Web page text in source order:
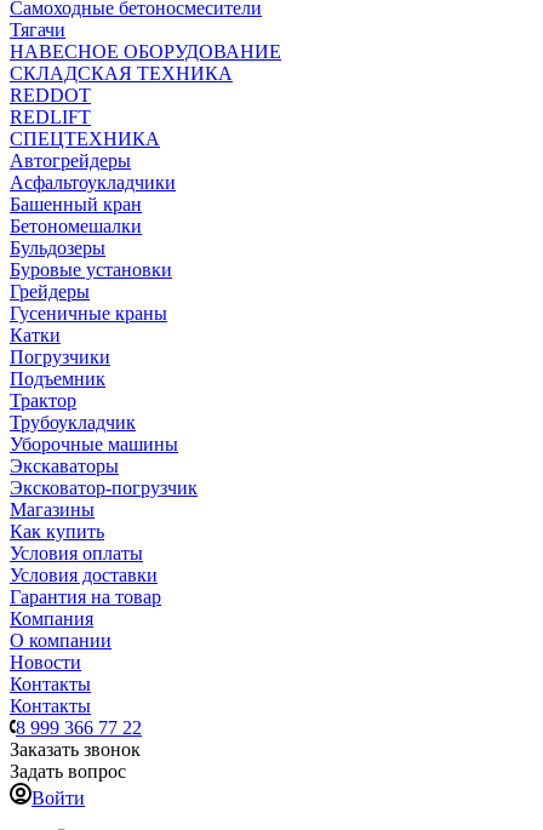
Самоходные бетоносмесители
Тягачи
НАВЕСНОЕ ОБОРУДОВАНИЕ
СКЛАДСКАЯ ТЕХНИКА
REDDOT
REDLIFT
СПЕЦТЕХНИКА
Автогрейдеры
Асфальтоукладчики
Башенный кран
Бетономешалки
Бульдозеры
Буровые установки
Грейдеры
Гусеничные краны
Катки
Погрузчики
Подъемник
Трактор
Трубоукладчик
Уборочные машины
Экскаваторы
Эксковатор-погрузчик
Магазины
Как купить
Условия оплаты
Условия доставки
Гарантия на товар
Компания
О компании
Новости
Контакты
Контакты
8 999 366 77 22
Заказать звонок
Задать вопрос
Войти